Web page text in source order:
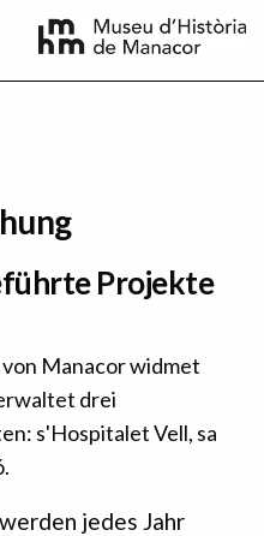
Projekte
Manacor widmet
drei
s'Hospitalet Vell, sa
jedes Jahr